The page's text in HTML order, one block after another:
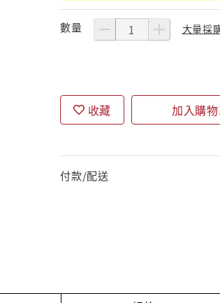
數量 大量採
收藏 加入購
付款/配送